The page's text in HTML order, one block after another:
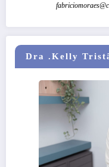
Dra .Kelly